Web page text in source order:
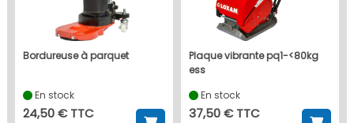
bordureuse à parquet
En stock
24,50 € TTC
plaque vibrante pq1-<80kg
ess
En stock
37,50 € TTC